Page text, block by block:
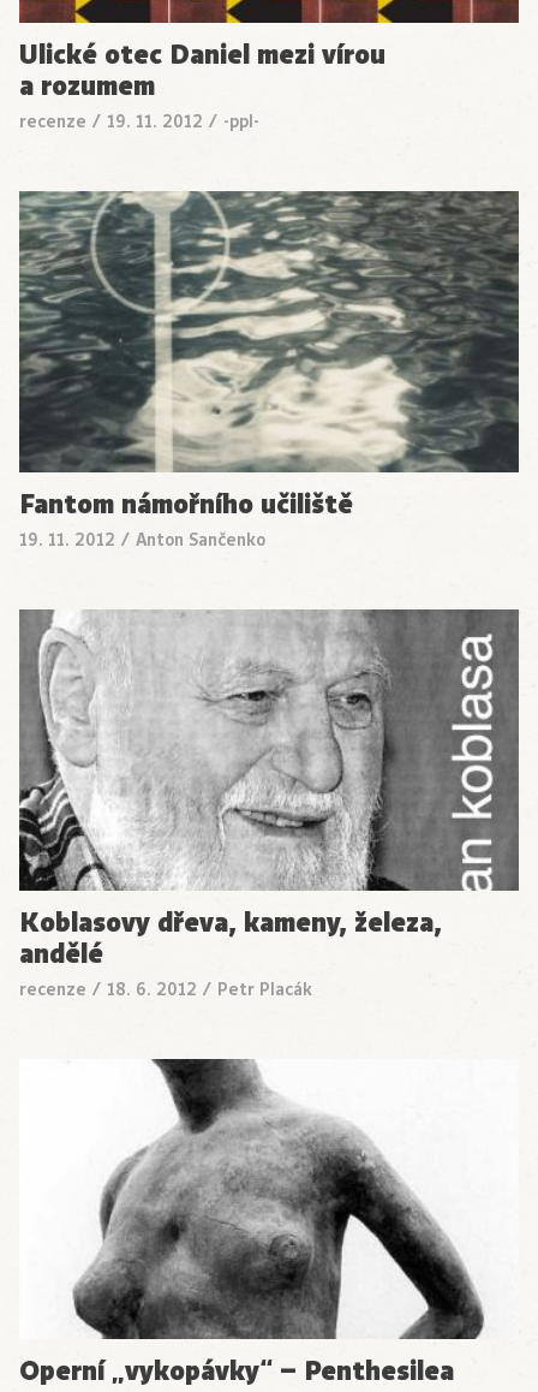
Ulické otec Daniel mezi vírou
a rozumem
recenze / 19. 11. 2012 / -ppl-
Fantom námořního učiliště
19. 11. 2012 / Anton Sančenko
Koblasovy dřeva, kameny, železa,
andělé
recenze / 18. 6. 2012 / Petr Placák
Operní „vykopávky“ – Penthesilea